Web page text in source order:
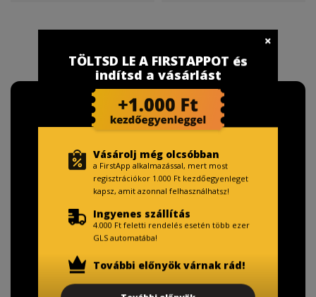
TÖLTSD LE A FIRSTAPPOT és
indítsd a vásárlást
Vásárolj még olcsóbban
a FirstApp alkalmazással, mert most
regisztrációkor 1.000 Ft kezdőegyenleget
kapsz, amit azonnal felhasználhatsz!
Ingyenes szállítás
4.000 Ft feletti rendelés esetén több ezer
GLS automatába!
További előnyök várnak rád!